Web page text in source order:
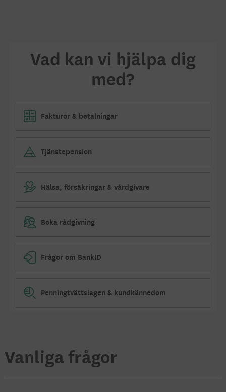
Vad kan vi hjälpa dig
med?
Fakturor & betalningar
Tjänstepension
Hälsa, försäkringar & vårdgivare
Boka rådgivning
Frågor om BankID
Penningtvättslagen & kundkännedom
Vanliga frågor